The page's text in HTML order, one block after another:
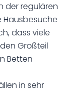
der regulären
dass viele
Großteil
Betten
in sehr